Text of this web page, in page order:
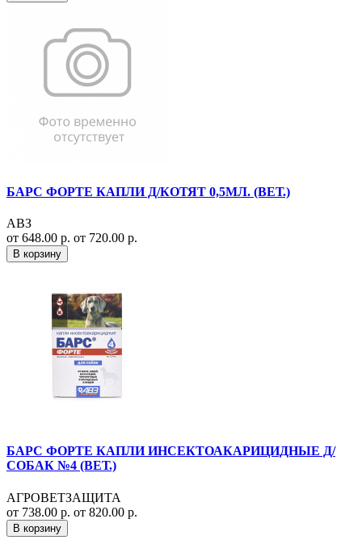
БАРС ФОРТЕ КАПЛИ Д/КОТЯТ 0,5МЛ. (ВЕТ.)
АВЗ
от 648.00 р. от 720.00 р.
В корзину
БАРС ФОРТЕ КАПЛИ ИНСЕКТОАКАРИЦИДНЫЕ Д/
СОБАК №4 (ВЕТ.)
АГРОВЕТЗАЩИТА
от 738.00 р. от 820.00 р.
В корзину